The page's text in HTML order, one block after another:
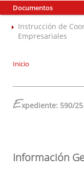
Documentos
Instrucción de
Empresariales
Inicio
Expediente: 590/25
Información